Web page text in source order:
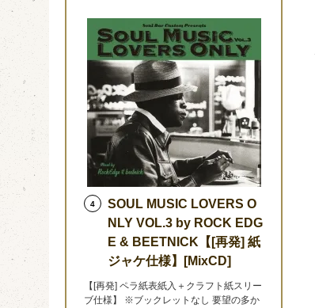
4
SOUL MUSIC LOVERS O
NLY VOL.3 by ROCK EDG
E & BEETNICK【[再発] 紙
ジャケ仕様】[MixCD]
【[再発] ペラ紙表紙入＋クラフト紙スリー
ブ仕様】 ※ブックレットなし 要望の多か